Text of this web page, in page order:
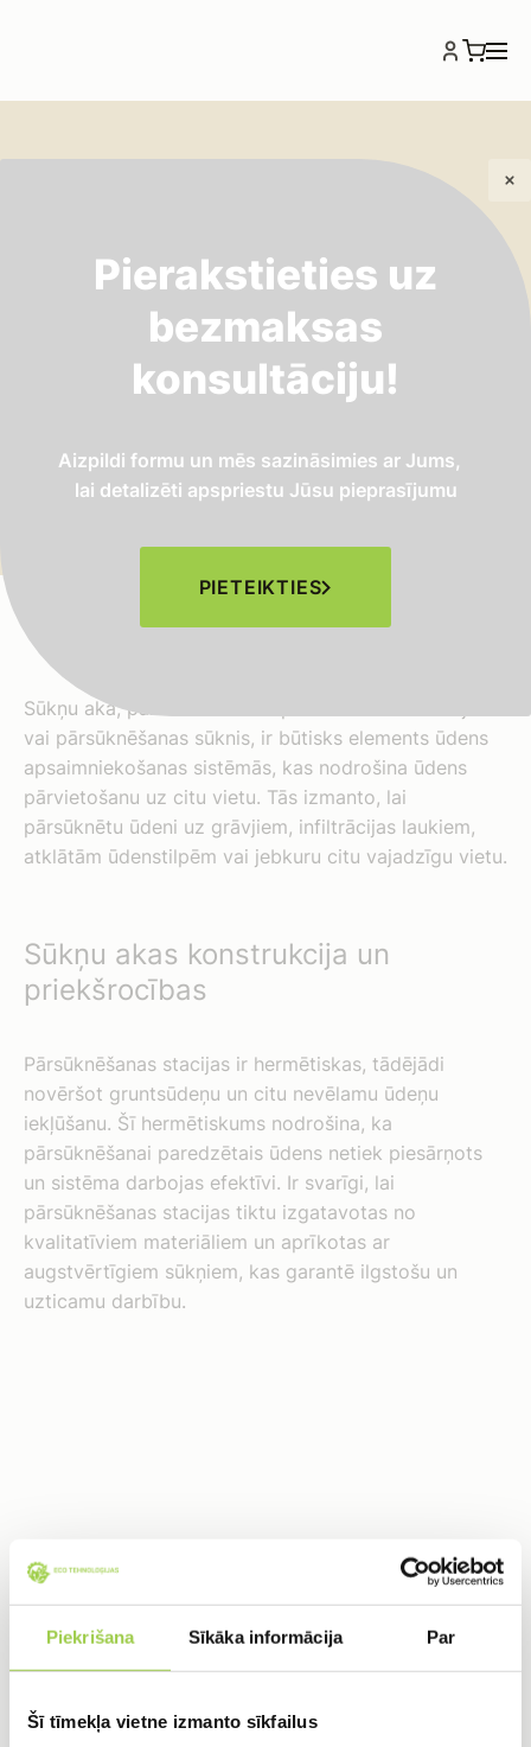
Piekrišana Sīkāka informācija Par
Šī tīmekļa vietne izmanto sīkfailus
Sūkņu aka jeb pārsūknēšanas
Sūkņu aka, pazīstama arī kā pārsūknēšanas stacija
vai pārsūknēšanas sūknis, ir būtisks elements ūdens
apsaimniekošanas sistēmās, kas nodrošina ūdens
pārvietošanu uz citu vietu. Tās izmanto, lai
pārsūknētu ūdeni uz grāvjiem, infiltrācijas laukiem,
atklātām ūdenstilpēm vai jebkuru citu vajadzīgu vietu.
Sūkņu akas konstrukcija un
priekšrocības
Pārsūknēšanas stacijas ir hermētiskas, tādējādi
novēršot gruntsūdeņu un citu nevēlamu ūdeņu
iekļūšanu. Šī hermētiskums nodrošina, ka
pārsūknēšanai paredzētais ūdens netiek piesārņots
un sistēma darbojas efektīvi. Ir svarīgi, lai
pārsūknēšanas stacijas tiktu izgatavotas no
kvalitatīviem materiāliem un aprīkotas ar
augstvērtīgiem sūkņiem, kas garantē ilgstošu un
uzticamu darbību.
Sūkņu akas pielietojums
Pierakstieties uz
bezmaksas
konsultāciju!
Aizpildi formu un mēs sazināsimies ar Jums,
lai detalizēti apspriestu Jūsu pieprasījumu
PIETEIKTIES